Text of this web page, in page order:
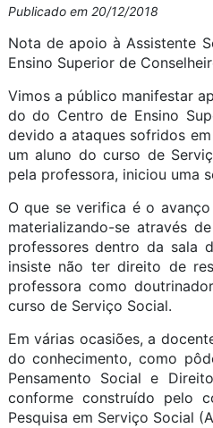
Publicado em 20/12/2018
Nota de apoio à Assistente
Ensino Superior de
Vimos a público manifestar
do do Centro de Ensino
devido a ataques sofridos
um aluno do curso de
pela professora, iniciou uma
O que se verifica é o
materializando-se através
professores dentro da sala
insiste não ter direito de
professora como
curso de Serviço Social.
Em várias ocasiões, a
do conhecimento, como
Pensamento Social e
conforme construído pelo
Pesquisa em Serviço Social